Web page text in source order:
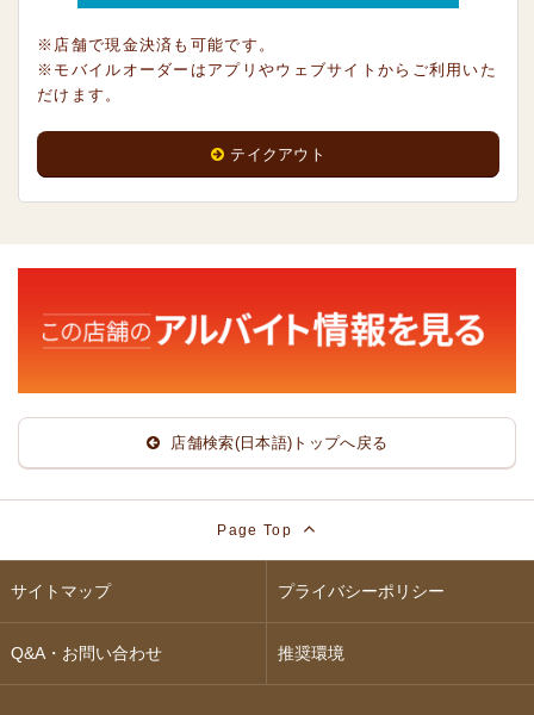
※店舗で現金決済も可能です。
※モバイルオーダーはアプリやウェブサイトからご利用いた
だけます。
テイクアウト
店舗検索(日本語)トップへ戻る
Page Top
サイトマップ プライバシーポリシー
Q&A・お問い合わせ 推奨環境